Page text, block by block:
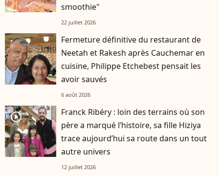
smoothie"
22 juillet 2026
Fermeture définitive du restaurant de
Neetah et Rakesh après Cauchemar en
cuisine, Philippe Etchebest pensait les
avoir sauvés
6 août 2026
player2
Franck Ribéry : loin des terrains où son
père a marqué l’histoire, sa fille Hiziya
trace aujourd’hui sa route dans un tout
autre univers
12 juillet 2026